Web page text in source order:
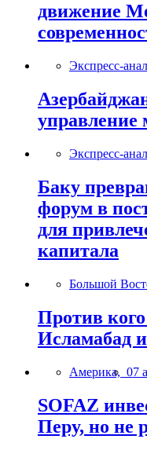
движение
Экспресс-
управление
Экспресс-
Баку
форум в
для
капитала
Большой
Против
Исламабад
Америка, 07
SOFAZ
Перу, но не